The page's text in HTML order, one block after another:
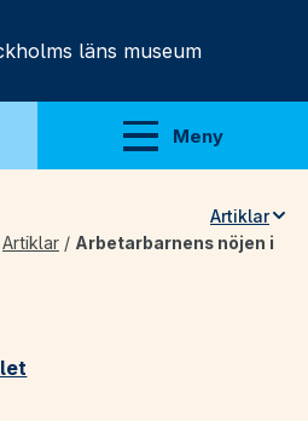
läns museum
Meny
Visa meny
Artiklar
Teman
lärare
Artiklar / Arbetarbarnens nöjen i